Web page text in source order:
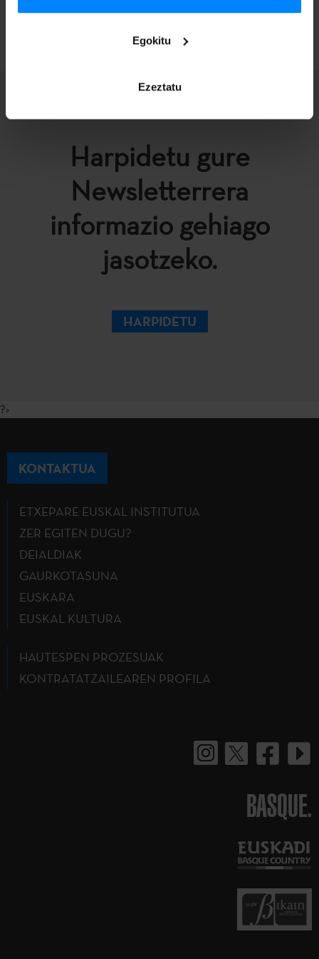
Egokitu
Ezeztatu
ITZULI
Harpidetu gure
Newsletterrera
informazio gehiago
jasotzeko.
HARPIDETU
?>
KONTAKTUA
ETXEPARE EUSKAL INSTITUTUA
ZER EGITEN DUGU?
DEIALDIAK
GAURKOTASUNA
EUSKARA
EUSKAL KULTURA
HAUTESPEN PROZESUAK
KONTRATATZAILEAREN PROFILA
BASQUE.